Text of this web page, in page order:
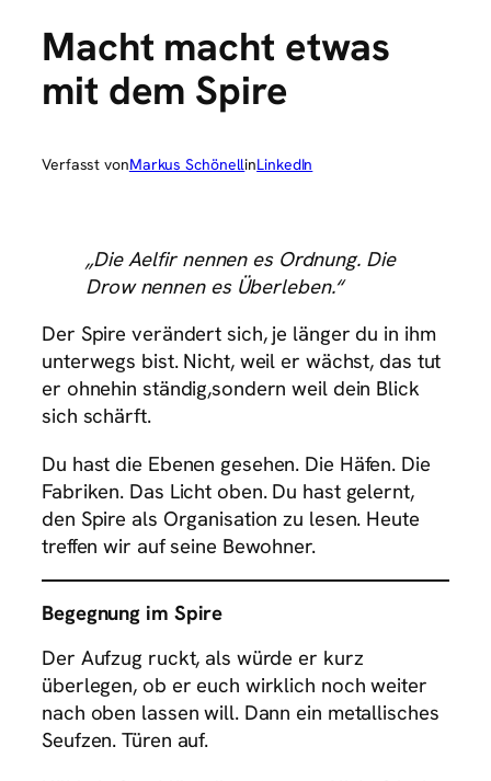
Macht macht etwas
mit dem Spire
Verfasst vonMarkus SchönellinLinkedIn
„Die Aelfir nennen es Ordnung. Die
Drow nennen es Überleben.“
Der Spire verändert sich, je länger du in ihm
unterwegs bist. Nicht, weil er wächst, das tut
er ohnehin ständig,sondern weil dein Blick
sich schärft.
Du hast die Ebenen gesehen. Die Häfen. Die
Fabriken. Das Licht oben. Du hast gelernt,
den Spire als Organisation zu lesen. Heute
treffen wir auf seine Bewohner.
Begegnung im Spire
Der Aufzug ruckt, als würde er kurz
überlegen, ob er euch wirklich noch weiter
nach oben lassen will. Dann ein metallisches
Seufzen. Türen auf.